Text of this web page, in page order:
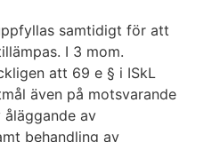
samtidigt för att
I 3 mom.
att 69 e § i ISkL
även på motsvarande
åläggande av
behandling av